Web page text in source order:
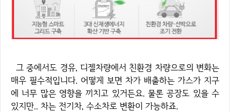
그 중에서도 경유, 디젤차량에서 친환경 차량으로의 변화는
매우 필수적입니다. 어떻게 보면 차가 배출하는 가스가 지구
에 너무 많은 영향을 끼치고 있거든요. 물론 공장도 있을 수
있지만.. 차는 전기차, 수소차로 변환이 가능하죠.